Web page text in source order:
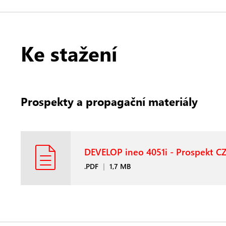
Ke stažení
Prospekty a propagační materiály
DEVELOP ineo 4051i - Prospekt
.PDF | 1,7 MB